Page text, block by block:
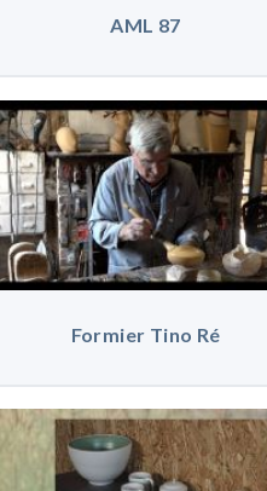
AML 87
Formier Tino Ré